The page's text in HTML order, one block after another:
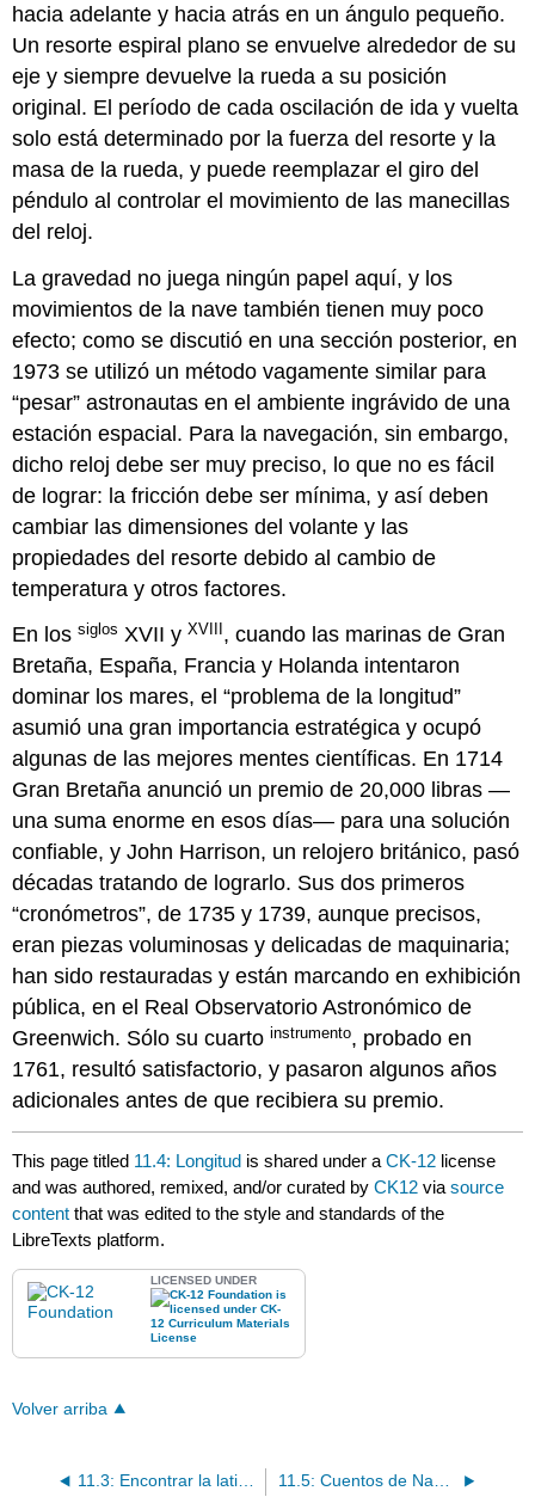
hacia adelante y hacia atrás en un ángulo pequeño.
Un resorte espiral plano se envuelve alrededor de su
eje y siempre devuelve la rueda a su posición
original. El período de cada oscilación de ida y vuelta
solo está determinado por la fuerza del resorte y la
masa de la rueda, y puede reemplazar el giro del
péndulo al controlar el movimiento de las manecillas
del reloj.
La gravedad no juega ningún papel aquí, y los
movimientos de la nave también tienen muy poco
efecto; como se discutió en una sección posterior, en
1973 se utilizó un método vagamente similar para
“pesar” astronautas en el ambiente ingrávido de una
estación espacial. Para la navegación, sin embargo,
dicho reloj debe ser muy preciso, lo que no es fácil
de lograr: la fricción debe ser mínima, y así deben
cambiar las dimensiones del volante y las
propiedades del resorte debido al cambio de
temperatura y otros factores.
En lossiglos XVII yXVIII , cuando las marinas de Gran
Bretaña, España, Francia y Holanda intentaron
dominar los mares, el “problema de la longitud”
asumió una gran importancia estratégica y ocupó
algunas de las mejores mentes científicas. En 1714
Gran Bretaña anunció un premio de 20,000 libras —
una suma enorme en esos días— para una solución
confiable, y John Harrison, un relojero británico, pasó
décadas tratando de lograrlo. Sus dos primeros
“cronómetros”, de 1735 y 1739, aunque precisos,
eran piezas voluminosas y delicadas de maquinaria;
han sido restauradas y están marcando en exhibición
pública, en el Real Observatorio Astronómico de
Greenwich. Sólo su cuartoinstrumento, probado en
1761, resultó satisfactorio, y pasaron algunos años
adicionales antes de que recibiera su premio.
This page titled 11.4: Longitud is shared under aCK-12 license
and was authored, remixed, and/or curated byCK12 viasource
content that was edited to the style and standards of the
LibreTexts platform.
LICENSED UNDER
Volver arriba
11.3: Encontrar la latitud con el sol del mediodía 11.5: Cuentos de Navegación 1- Robert Wood